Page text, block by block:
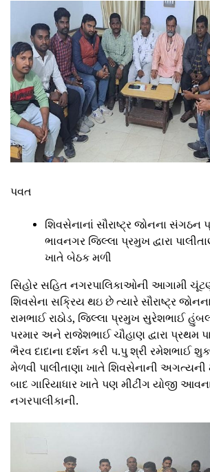
પવત
શિવસેનાનાં સૌરાષ્ટ્ર જોનના
ભાવનગર જિલ્લા પ્રમુખ દ્વારા
ખાતે બેઠક મળી
સિહોર સહિત નગરપાલિકાઓની આગામી
શિવસેના સક્રિય થઇ છે ત્યારે સૌરાષ્ટ્ર
રામભાઈ રાઠોડ, જિલ્લા પ્રમુખ સુરેશભાઈ
પરમાર અને રાજેશભાઈ ચૌહાણ દ્વારા પ્રથમ
ભૈરવ દાદાના દર્શન કરી પ.પુ શ્રી રમેશભાઈ
મેળવી પાલીતાણા ખાતે શિવસેનાની અગત્યની
બાદ ગારિયાધાર ખાતે પણ મીટીંગ યોજી
નગરપાલીકાની.